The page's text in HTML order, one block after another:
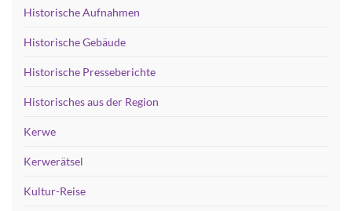
Historische Aufnahmen
Historische Gebäude
Historische Presseberichte
Historisches aus der Region
Kerwe
Kerwerätsel
Kultur-Reise